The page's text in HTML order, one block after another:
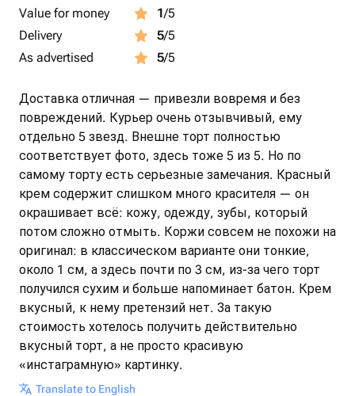
Value for money
1/5
Delivery
5/5
As advertised
5/5
Доставка отличная — привезли вовремя и без
повреждений. Курьер очень отзывчивый, ему
отдельно 5 звезд. Внешне торт полностью
соответствует фото, здесь тоже 5 из 5. Но по
самому торту есть серьезные замечания. Красный
крем содержит слишком много красителя — он
окрашивает всё: кожу, одежду, зубы, который
потом сложно отмыть. Коржи совсем не похожи на
оригинал: в классическом варианте они тонкие,
около 1 см, а здесь почти по 3 см, из-за чего торт
получился сухим и больше напоминает батон. Крем
вкусный, к нему претензий нет. За такую
стоимость хотелось получить действительно
вкусный торт, а не просто красивую
«инстаграмную» картинку.
Translate to English